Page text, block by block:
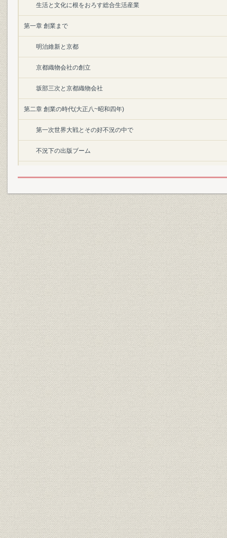
生活と文化に根をおろす総合生活産業
第一章 創業まで
明治維新と京都
京都織物会社の創立
坂部三次と京都織物会社
第二章 創業の時代(大正八~昭和四年)
第一次世界大戦とその好不況の中で
不況下の出版ブーム
日本クロス工業株式会社の創立
和気あいあいの新会社
国産第一号クロスの完成
クロス・染・再整で出発
円本ブームで販路確立
整備される販売ルート
天神川工場の新設
創立一〇周年記念をむかえる
第三章 苦難の時代(昭和五~八年)
世界恐慌の中で
不況の中で明日を模索
内部強化で試練にたえる
不況時に販路をひろげる
時流にマッチした新製品開発
明日を支える生産技術
第四章 伸長の時代(昭和九~二〇年)
戦時体制へ